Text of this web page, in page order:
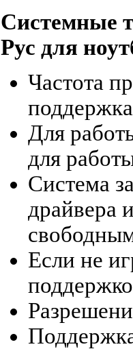
Системные
Рус для
Частота
Для
для
Система
драйвера
Если не